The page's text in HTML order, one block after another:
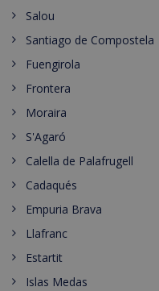
Salou
Santiago de Compostela
Fuengirola
Frontera
Moraira
S'Agaró
Calella de Palafrugell
Cadaqués
Empuria Brava
Llafranc
Estartit
Islas Medas